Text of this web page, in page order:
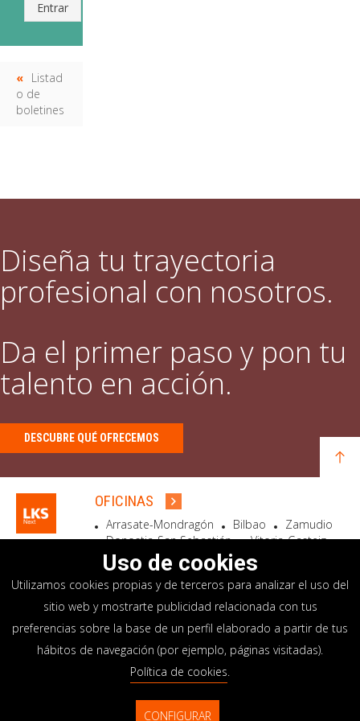
Entrar
Listad
o de
boletines
Diseña tu trayectoria
profesional con nosotros.
Da el primer paso y pon tu
talento en acción.
DESCUBRE QUÉ OFRECEMOS
OFICINAS
Arrasate-Mondragón Bilbao
Zamudio
Donostia-San Sebastián
Vitoria-Gasteiz
Madrid
El Astillero Bidart
SEDE SOCIAL
Goiru, 7 Arrasate-Mondragón
CP 20500 GIPUZKOA – SPAIN
+34 900 84 14 14
info@lksnext.com
Uso de cookies
Utilizamos cookies propias y de terceros para analizar el uso del
sitio web y mostrarte publicidad relacionada con tus
preferencias sobre la base de un perfil elaborado a partir de tus
hábitos de navegación (por ejemplo, páginas visitadas).
Política de cookies.
CONFIGURAR